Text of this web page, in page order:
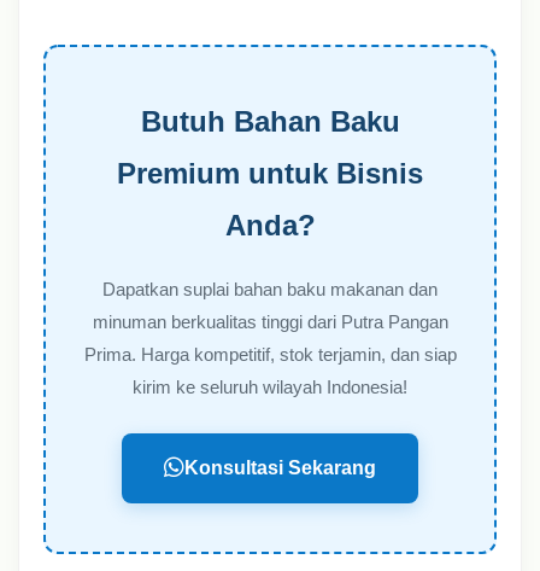
Butuh Bahan Baku
Premium untuk Bisnis
Anda?
Dapatkan suplai bahan baku makanan dan
minuman berkualitas tinggi dari Putra Pangan
Prima. Harga kompetitif, stok terjamin, dan siap
kirim ke seluruh wilayah Indonesia!
Konsultasi Sekarang